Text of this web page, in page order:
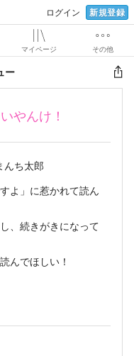
ログイン 新規登録
マイページ その他
ー
やんけ！
んち太郎
よ」に惹かれて読ん
、続きがきになって
んでほしい！